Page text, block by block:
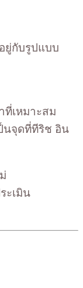
ยู่กับรูปแบบ
เหมาะสม
นจุดที่ทีริช อิน
ะเมิน